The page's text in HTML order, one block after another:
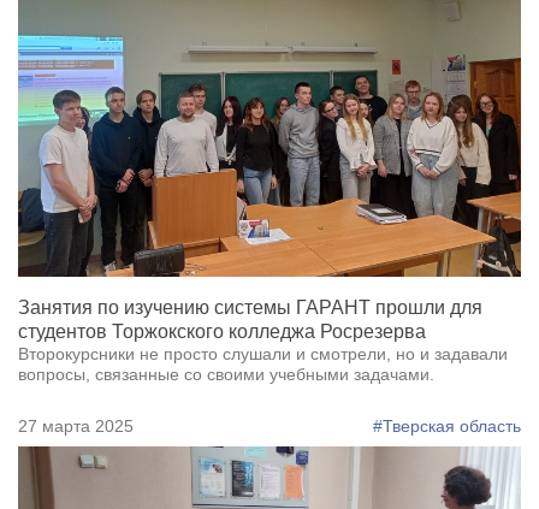
Занятия по изучению системы ГАРАНТ прошли для
студентов Торжокского колледжа Росрезерва
Второкурсники не просто слушали и смотрели, но и задавали
вопросы, связанные со своими учебными задачами.
27 марта 2025 #Тверская область